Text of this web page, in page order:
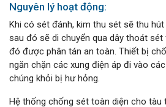
Nguyên lý hoạt động:
Khi có sét đánh, kim thu sét sẽ thu
sau đó sẽ di chuyển qua dây thoát
đó được phân tán an toàn. Thiết bị
ngăn chặn các xung điện áp đi vào
chúng khỏi bị hư hỏng.
Hệ thống chống sét toàn diện cho tàu